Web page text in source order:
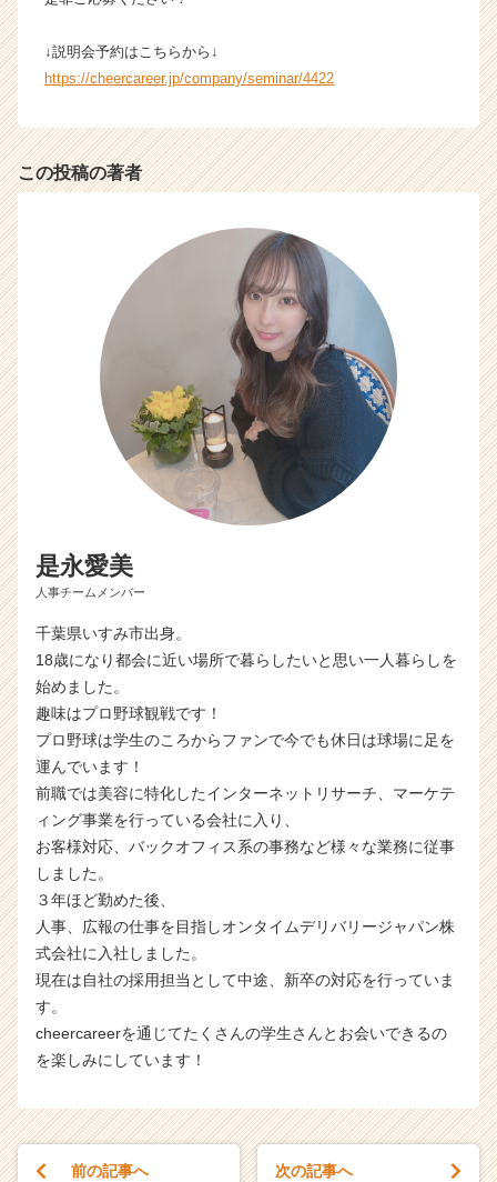
く
就
サ
チ
キ
e
e
r
C
a
↓説明会予約はこちらから↓
https://cheercareer.jp/company/seminar/4422
この投稿の著者
是永愛美
人事チームメンバー
千葉県いすみ市出身。
18歳になり都会に近い場所で暮らしたいと思い一人暮らしを
始めました。
趣味はプロ野球観戦です！
プロ野球は学生のころからファンで今でも休日は球場に足を
運んでいます！
前職では美容に特化したインターネットリサーチ、マーケテ
ィング事業を行っている会社に入り、
お客様対応、バックオフィス系の事務など様々な業務に従事
しました。
３年ほど勤めた後、
人事、広報の仕事を目指しオンタイムデリバリージャパン株
式会社に入社しました。
現在は自社の採用担当として中途、新卒の対応を行っていま
す。
cheercareerを通じてたくさんの学生さんとお会いできるの
を楽しみにしています！
前の記事へ 次の記事へ